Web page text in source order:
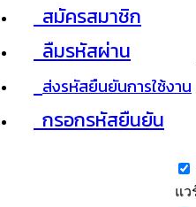
สมัครสมาชิก
ลืมรหัสผ่าน
ส่งรหัสยืนยันการใช้งาน
กรอกรหัสยืนยัน
แว